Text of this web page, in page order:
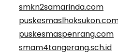
smkn2samarinda.com
puskesmaspenrang.com
smam4tangerang.sch.id